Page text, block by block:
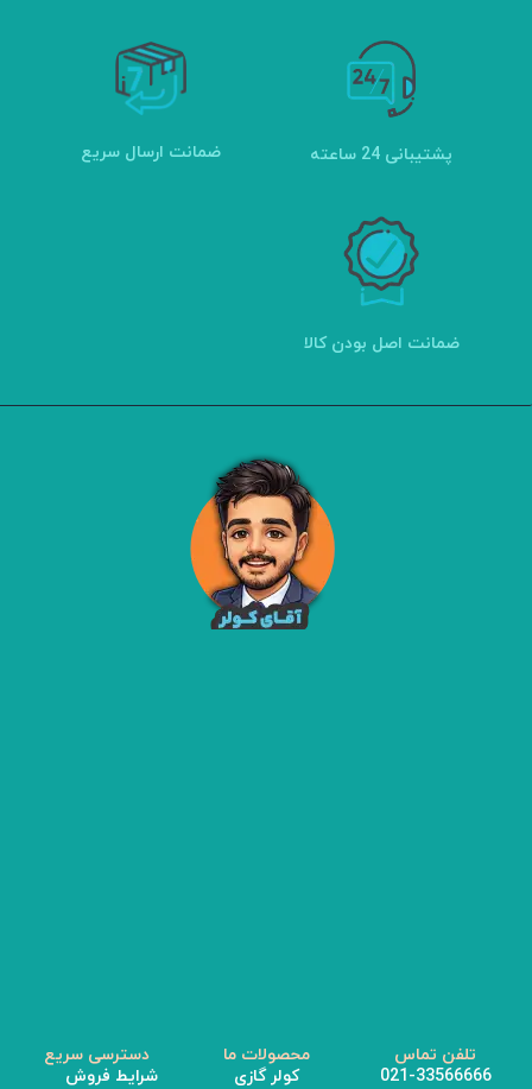
پشتیبانی 24 ساعته ضمانت ارسال سریع
ضمانت اصل بودن کالا
تلفن تماس
021-33566666
محصولات ما
کولر گازی
دسترسی سریع
شرایط فروش